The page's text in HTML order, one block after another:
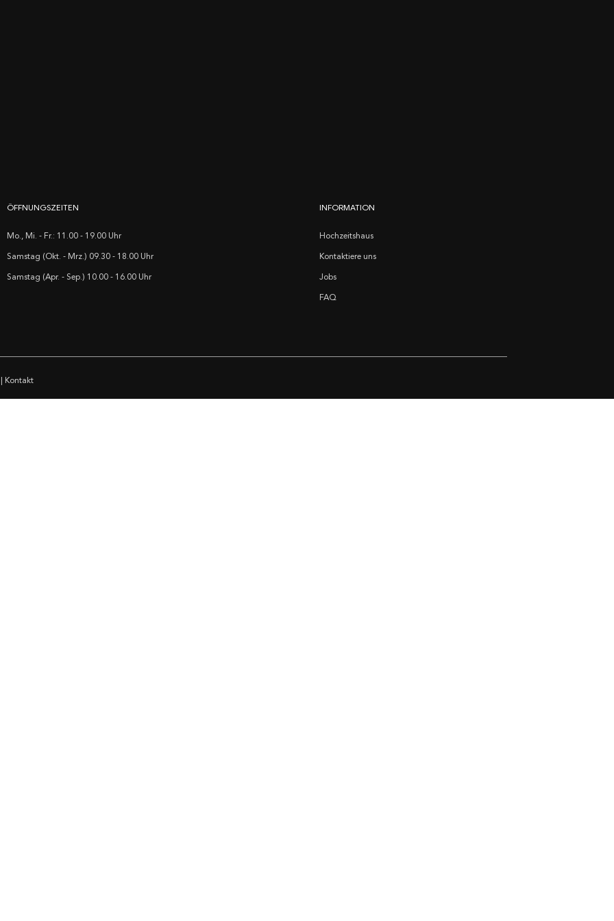
ÖFFNUNGSZEITEN
Mo., Mi. - Fr.: 11.00 - 19.00 Uhr
Samstag (Okt. - Mrz.) 09.30 - 18.00 Uhr
Samstag (Apr. - Sep.) 10.00 - 16.00 Uhr
INFORMATION
Hochzeitshaus
Kontaktiere uns
Jobs
FAQ
Kontakt